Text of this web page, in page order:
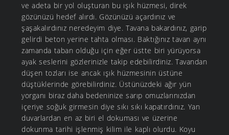
ve adeta bir yol oluşturan bu ışık hüzmesi, direk
gözünüzü hedef alırdı. Gözünüzü açardınız ve
şaşakalırdınız neredeyim diye. Tavana bakardınız, garip
gelirdi beton yerine tahta olması. Baktığınız tavan aynı
zamanda taban olduğu için eğer üstte biri yürüyorsa
ayak seslerini gözlerinizle takip edebilirdiniz. Tavandan
düşen tozları ise ancak ışık hüzmesinin üstüne
düştüklerinde görebilirdiniz. Üstünüzdeki ağır yün
yorganı biraz daha bedeninize sarıp omuzlarınızdan
içeriye soğuk girmesin diye sıkı sıkı kapatırdınız. Yan
duvarlardan en az biri el dokuması ve üzerine
dokunma tarihi işlenmiş kilim ile kaplı olurdu. Koyu